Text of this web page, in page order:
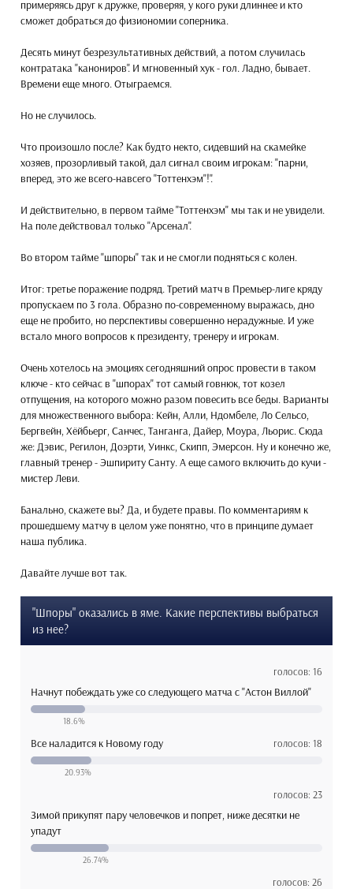
примеряясь друг к дружке, проверяя, у кого руки длиннее и кто
сможет добраться до физиономии соперника.
Десять минут безрезультативных действий, а потом случилась
контратака "канониров". И мгновенный хук - гол. Ладно, бывает.
Времени еще много. Отыграемся.
Но не случилось.
Что произошло после? Как будто некто, сидевший на скамейке
хозяев, прозорливый такой, дал сигнал своим игрокам: "парни,
вперед, это же всего-навсего "Тоттенхэм"!".
И действительно, в первом тайме "Тоттенхэм" мы так и не увидели.
На поле действовал только "Арсенал".
Во втором тайме "шпоры" так и не смогли подняться с колен.
Итог: третье поражение подряд. Третий матч в Премьер-лиге кряду
пропускаем по 3 гола. Образно по-современному выражась, дно
еще не пробито, но перспективы совершенно нерадужные. И уже
встало много вопросов к президенту, тренеру и игрокам.
Очень хотелось на эмоциях сегодняшний опрос провести в таком
ключе - кто сейчас в "шпорах" тот самый говнюк, тот козел
отпущения, на которого можно разом повесить все беды. Варианты
для множественного выбора: Кейн, Алли, Ндомбеле, Ло Сельсо,
Бергвейн, Хёйбьерг, Санчес, Танганга, Дайер, Моура, Льорис. Сюда
же: Дэвис, Регилон, Доэрти, Уинкс, Скипп, Эмерсон. Ну и конечно же,
главный тренер - Эшпириту Санту. А еще самого включить до кучи -
мистер Леви.
Банально, скажете вы? Да, и будете правы. По комментариям к
прошедшему матчу в целом уже понятно, что в принципе думает
наша публика.
Давайте лучше вот так.
"Шпоры" оказались в яме. Какие перспективы выбраться
из нее?
голосов: 16
Начнут побеждать уже со следующего матча с "Астон Виллой"
18.6%
голосов: 18
Все наладится к Новому году
20.93%
голосов: 23
Зимой прикупят пару человечков и попрет, ниже десятки не
упадут
26.74%
голосов: 26